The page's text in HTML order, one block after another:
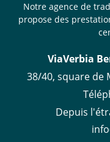
Notre agence de
propose des
ViaVerbia
38/40, square de
Depuis